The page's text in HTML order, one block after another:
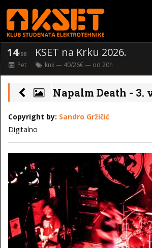
14/08 KSET na Krku 2026.
Pet knk— 40/26€ — od 20h
Napalm Death - 3.
Copyright by: Sandro Gržičić
Digitalno